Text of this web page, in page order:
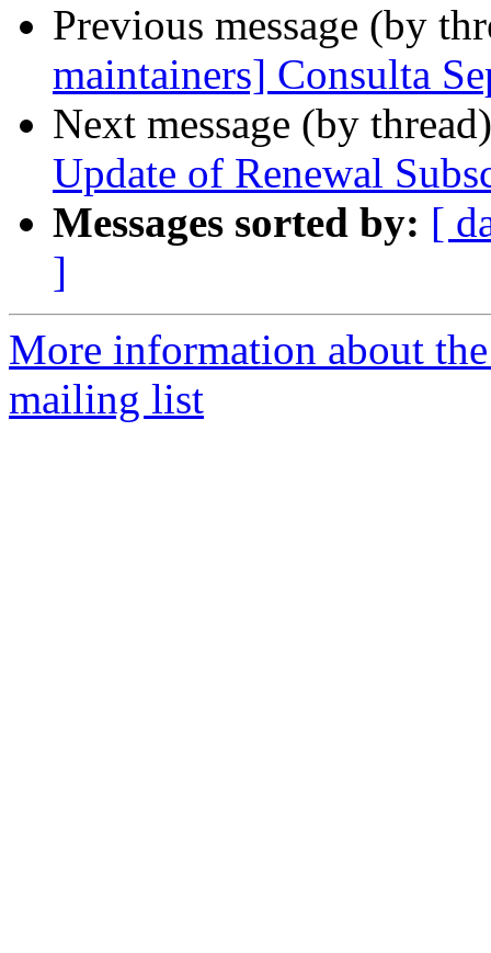
Previous message (by
maintainers] Consulta
Next message (by
Update of Renewal
Messages sorted by: [
]
More information about
mailing list